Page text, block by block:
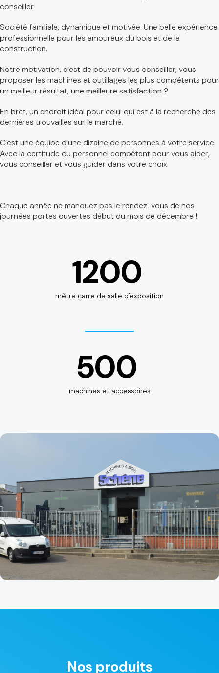
conseiller.
Société familiale, dynamique et motivée. Une belle expérience
professionnelle pour les amoureux du bois et de la
construction.
Notre motivation, c’est de pouvoir vous conseiller, vous
proposer les machines et outillages les plus compétents pour
un meilleur résultat, une meilleure satisfaction ?
En bref, un endroit idéal pour celui qui est à la recherche des
dernières trouvailles sur le marché.
C’est une équipe d’une dizaine de personnes à votre service.
Avec la certitude du personnel compétent pour vous aider,
vous conseiller et vous guider dans votre choix.
Chaque année ne manquez pas le rendez-vous de nos
journées portes ouvertes début du mois de décembre !
1200
mètre carré de salle d'exposition
500
machines et accessoires
Nos produits